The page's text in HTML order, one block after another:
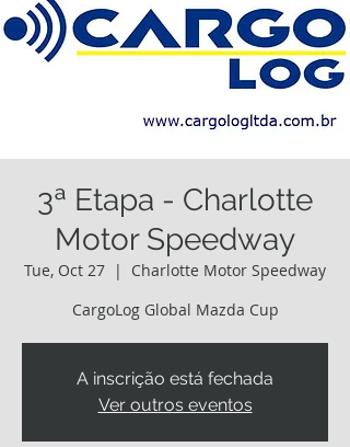
3ª Etapa - Charlotte
Motor Speedway
Tue, Oct 27
  |
Charlotte Motor Speedway
CargoLog Global Mazda Cup
A inscrição está fechada
Ver outros eventos